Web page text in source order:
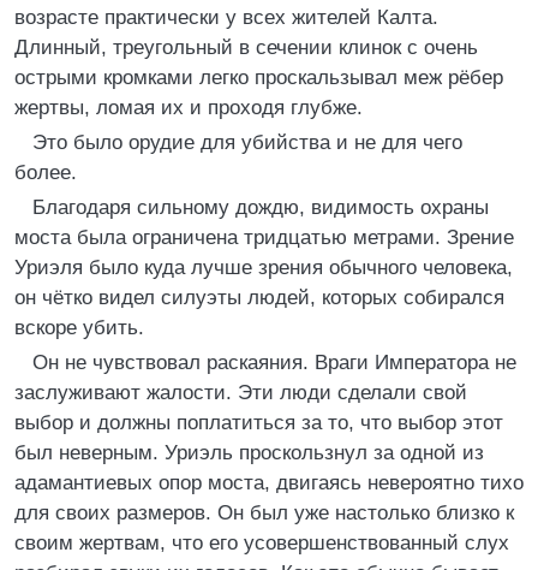
возрасте практически у всех жителей Калта.
Длинный, треугольный в сечении клинок с очень
острыми кромками легко проскальзывал меж рёбер
жертвы, ломая их и проходя глубже.
Это было орудие для убийства и не для чего
более.
Благодаря сильному дождю, видимость охраны
моста была ограничена тридцатью метрами. Зрение
Уриэля было куда лучше зрения обычного человека,
он чётко видел силуэты людей, которых собирался
вскоре убить.
Он не чувствовал раскаяния. Враги Императора не
заслуживают жалости. Эти люди сделали свой
выбор и должны поплатиться за то, что выбор этот
был неверным. Уриэль проскользнул за одной из
адамантиевых опор моста, двигаясь невероятно тихо
для своих размеров. Он был уже настолько близко к
своим жертвам, что его усовершенствованный слух